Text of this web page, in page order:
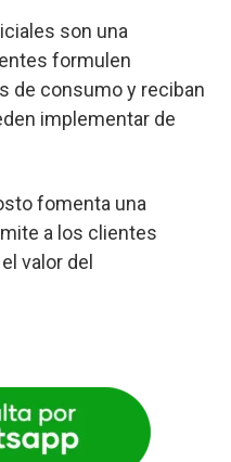
son una
formulen
de consumo y reciban
implementar de
fomenta una
a los clientes
valor del